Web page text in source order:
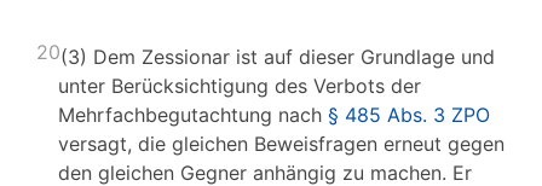
20(3) Dem Zessionar ist auf dieser Grundlage und
unter Berücksichtigung des Verbots der
Mehrfachbegutachtung nach § 485 Abs. 3 ZPO
versagt, die gleichen Beweisfragen erneut gegen
den gleichen Gegner anhängig zu machen. Er